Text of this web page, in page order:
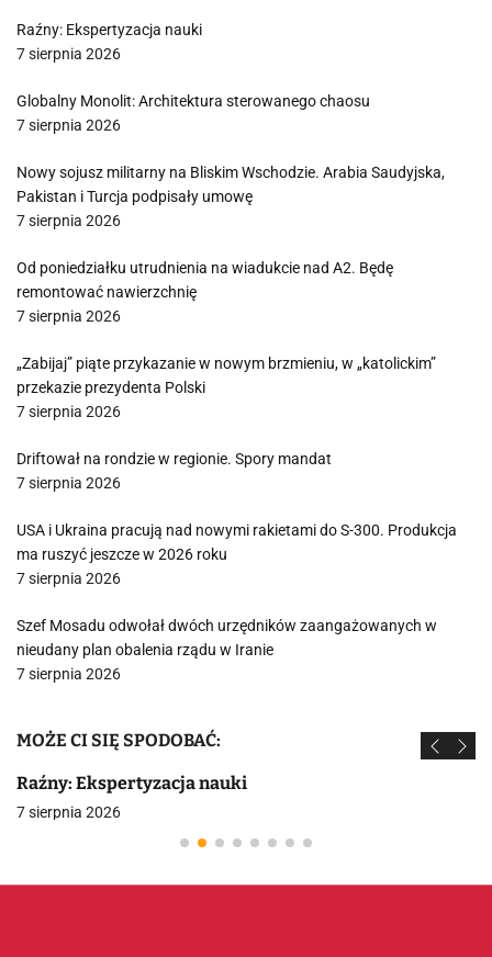
Raźny: Ekspertyzacja nauki
7 sierpnia 2026
Globalny Monolit: Architektura sterowanego chaosu
7 sierpnia 2026
Nowy sojusz militarny na Bliskim Wschodzie. Arabia Saudyjska,
Pakistan i Turcja podpisały umowę
7 sierpnia 2026
Od poniedziałku utrudnienia na wiadukcie nad A2. Będę
remontować nawierzchnię
7 sierpnia 2026
„Zabijaj” piąte przykazanie w nowym brzmieniu, w „katolickim”
przekazie prezydenta Polski
7 sierpnia 2026
Driftował na rondzie w regionie. Spory mandat
7 sierpnia 2026
USA i Ukraina pracują nad nowymi rakietami do S-300. Produkcja
ma ruszyć jeszcze w 2026 roku
7 sierpnia 2026
Szef Mosadu odwołał dwóch urzędników zaangażowanych w
nieudany plan obalenia rządu w Iranie
7 sierpnia 2026
MOŻE CI SIĘ SPODOBAĆ:
Raźny: Ekspertyzacja nauki
7 sierpnia 2026